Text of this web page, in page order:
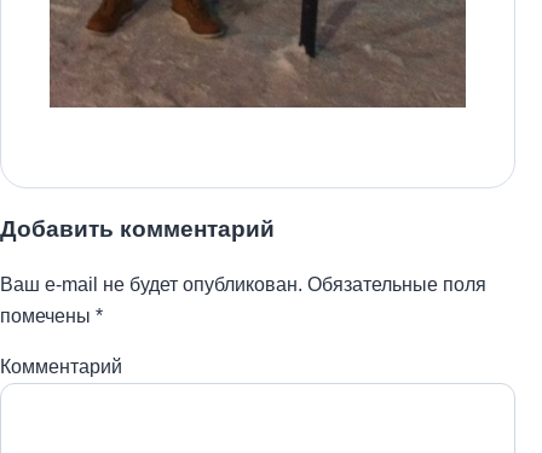
Добавить комментарий
Ваш e-mail не будет опубликован. Обязательные поля
помечены *
Комментарий